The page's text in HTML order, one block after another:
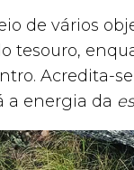
de vários
tesouro,
Acredita-
a energia da